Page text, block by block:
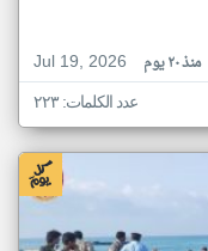
Jul 19, 2026
منذ ٢٠ يوم
عدد الكلمات: ٢٢٣